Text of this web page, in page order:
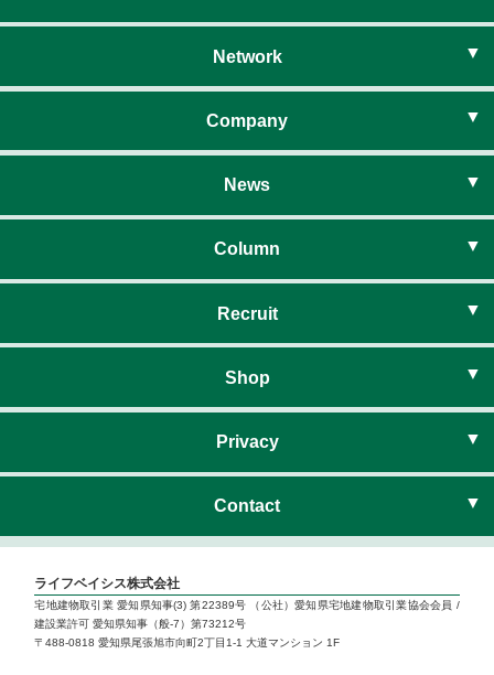
ライフベイシスとは
Network
住まいのネットワーク
Company
社長挨拶
経営理念
会社概要
News
お知らせ
Column
暮らしのコラム
暮らしのイベント
Recruit
新卒採用
Shop
ハウスドゥ尾張旭
ハウスドゥ尾張旭 サテライト
Life’s 1Day Reform
Privacy
プライバシーポリシー
Contact
ライフベイシス株式会社
宅地建物取引業 愛知県知事(3) 第22389号 （公社）愛知県宅地建物取引業協会会員 /
建設業許可 愛知県知事（般-7）第73212号
〒488-0818 愛知県尾張旭市向町2丁目1-1 大道マンション 1F